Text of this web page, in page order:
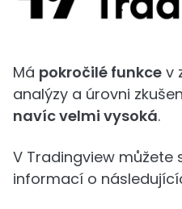
Má pokročilé funkce v
analýzy a úrovni
navíc velmi vysoká.
V Tradingview můžete
informací o